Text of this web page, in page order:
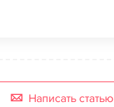
Написать статью